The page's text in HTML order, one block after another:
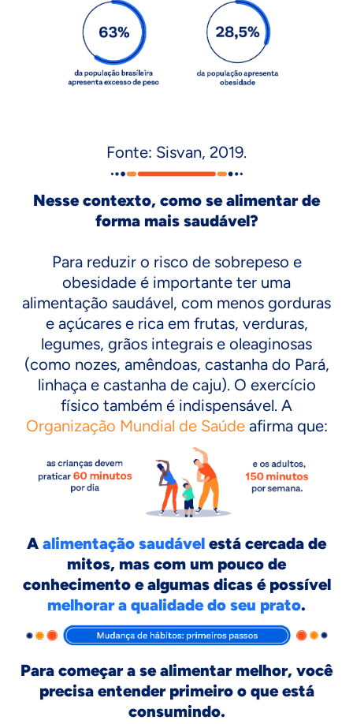
Fonte: Sisvan, 2019.
Nesse contexto, como se alimentar de
forma mais saudável?
Para reduzir o risco de sobrepeso e
obesidade é importante ter uma
alimentação saudável, com menos gorduras
e açúcares e rica em frutas, verduras,
legumes, grãos integrais e oleaginosas
(como nozes, amêndoas, castanha do Pará,
linhaça e castanha de caju). O exercício
físico também é indispensável. A
Organização Mundial de Saúdeafirma que:
A alimentação saudável está cercada de
mitos, mas com um pouco de
conhecimento e algumas dicas é possível
melhorar a qualidade do seu prato.
Para começar a se alimentar melhor, você
precisa entender primeiro o que está
consumindo.